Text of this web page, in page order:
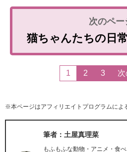
猫ちゃんたちの日
1 2 3
※本ページはアフィリエイトプログラムによ
筆者：土屋真理菜
もふもふな動物・アニメ・食